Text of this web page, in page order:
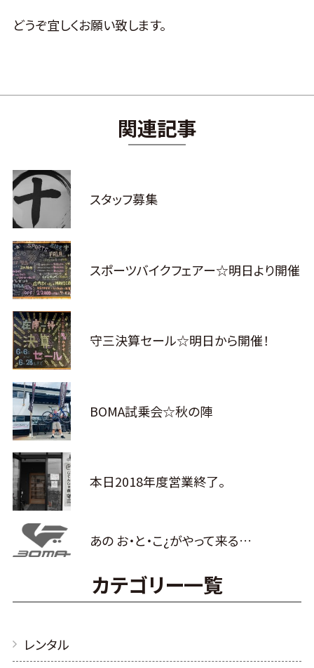
どうぞ宜しくお願い致します。
関連記事
スタッフ募集
スポーツバイクフェアー☆明日より開催
守三決算セール☆明日から開催！
BOMA試乗会☆秋の陣
本日2018年度営業終了。
あの お・と・こ¿がやって来る…
カテゴリー一覧
レンタル